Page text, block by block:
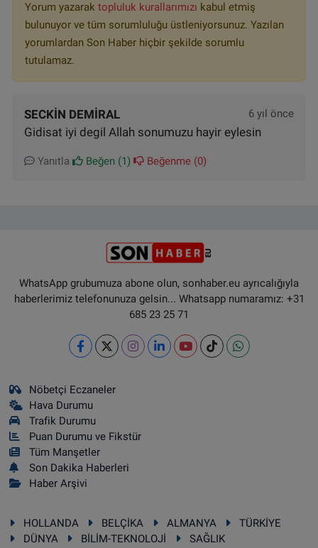
Yorum yazarak topluluk kurallarımızı kabul etmiş
bulunuyor ve tüm sorumluluğu üstleniyorsunuz. Yazılan
yorumlardan Son Haber hiçbir şekilde sorumlu
tutulamaz.
SECKIN DEMIRAL 6 yıl önce
Gidisat iyi degil Allah sonumuzu hayir eylesin
Yanıtla Beğen (1) Beğenme (0)
WhatsApp grubumuza abone olun, sonhaber.eu ayrıcalığıyla
haberlerimiz telefonunuza gelsin... Whatsapp numaramız: +31
685 23 25 71
Nöbetçi Eczaneler
Hava Durumu
Trafik Durumu
Puan Durumu ve Fikstür
Tüm Manşetler
Son Dakika Haberleri
Haber Arşivi
HOLLANDA BELÇİKA ALMANYA
TÜRKİYE
DÜNYA
BİLİM-TEKNOLOJİ
SAĞLIK